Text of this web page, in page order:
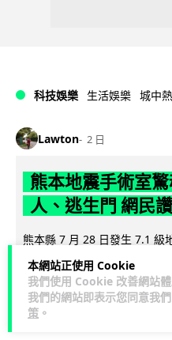
本網站正使用 Cookie
我們使用 Cookie 改善網站
我們的網站即表示您同意我
策 。
科技娛樂 生活娛樂 城中
Lawton 2 日
熊本地震手術室
人、逃生門 網民
熊本縣 7 月 28 日發生 7.1 級
下地震一刻，醫護人員臨危
保出口流通。片段... 閱讀全
70